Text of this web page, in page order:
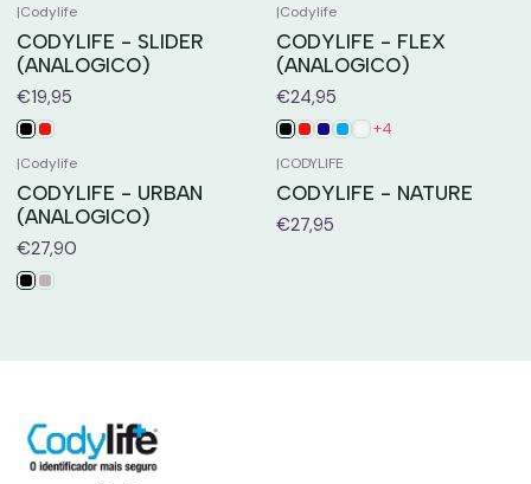
|Codylife
CODYLIFE - SLIDER
(ANALOGICO)
€19,95
|Codylife
CODYLIFE - FLEX
(ANALOGICO)
€24,95
+4
|Codylife
CODYLIFE - URBAN
(ANALOGICO)
€27,90
|CODYLIFE
CODYLIFE - NATURE
€27,95